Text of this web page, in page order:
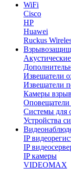
WiFi
Cisco
HP
Huawei
Ruckus
Извещатели
Извещатели
Камеры
Оповещатели
Системы для
Устройства
IP
IP
IP камеры
VIDEOMAX